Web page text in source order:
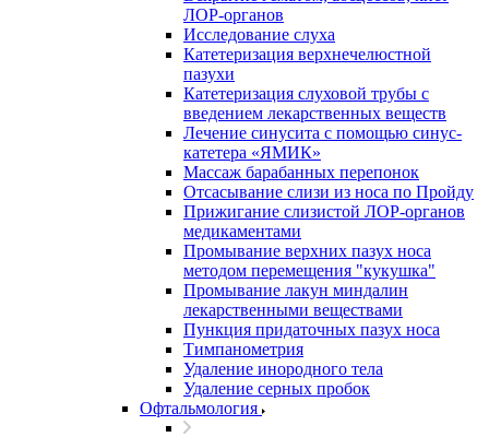
ЛОР-органов
Исследование слуха
Катетеризация верхнечелюстной
пазухи
Катетеризация слуховой трубы с
введением лекарственных веществ
Лечение синусита с помощью синус-
катетера «ЯМИК»
Массаж барабанных перепонок
Отсасывание слизи из носа по Пройду
Прижигание слизистой ЛОР-органов
медикаментами
Промывание верхних пазух носа
методом перемещения "кукушка"
Промывание лакун миндалин
лекарственными веществами
Пункция придаточных пазух носа
Тимпанометрия
Удаление инородного тела
Удаление серных пробок
Офтальмология